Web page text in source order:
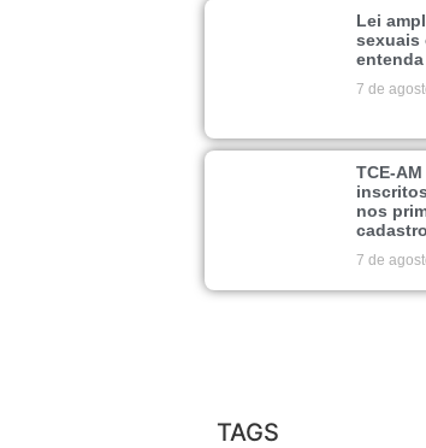
Lei
sexuais
entenda
7 de
TCE-
nos
cadastro
7 de
TAGS